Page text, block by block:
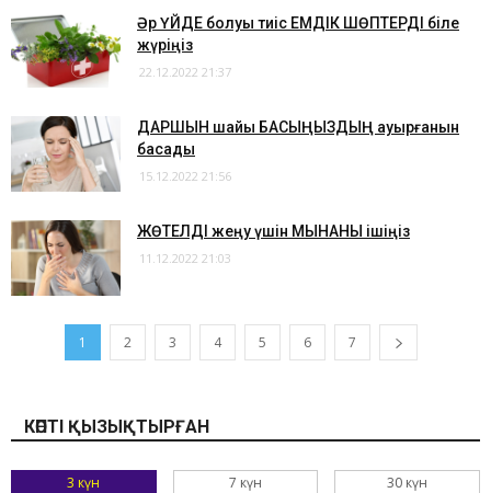
Әр ҮЙДЕ болуы тиіс ЕМДІК ШӨПТЕРДІ біле
жүріңіз
22.12.2022 21:37
​ДАРШЫН шайы БАСЫҢЫЗДЫҢ ауырғанын
басады
15.12.2022 21:56
​ЖӨТЕЛДІ жеңу үшін МЫНАНЫ ішіңіз
11.12.2022 21:03
1 2 3 4 5 6 7
КӨПТІ ҚЫЗЫҚТЫРҒАН
3 күн 7 күн 30 күн